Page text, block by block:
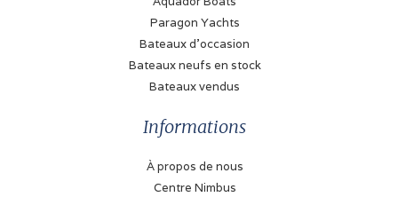
Paragon Yachts
Bateaux d'occasion
Bateaux neufs en stock
Bateaux vendus
Informations
À propos de nous
Centre Nimbus